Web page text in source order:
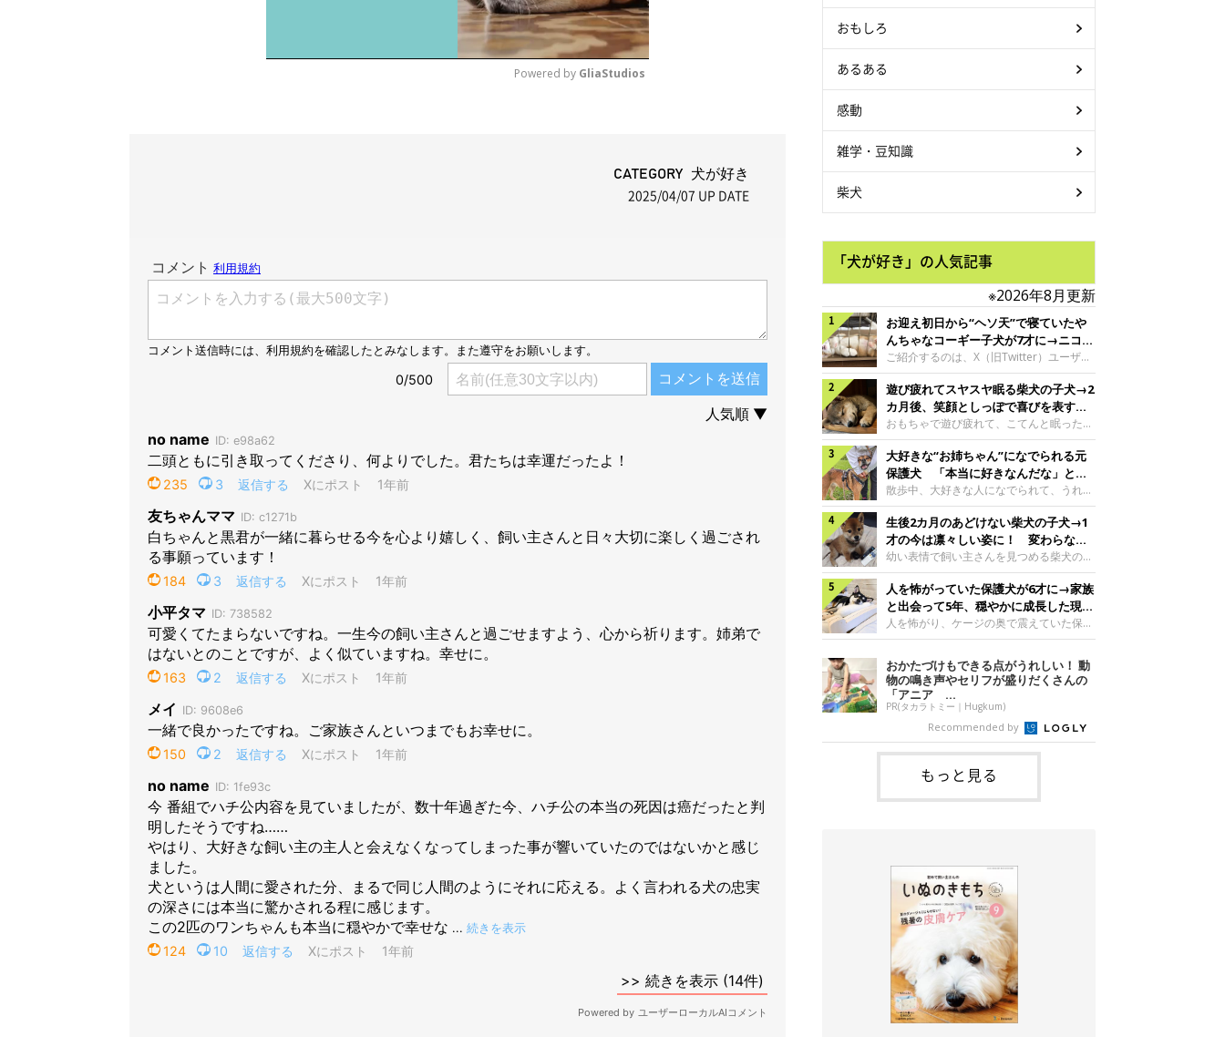
Powered by GliaStudios
CATEGORY 犬が好き
2025/04/07 UP DATE
おもしろ
あるある
感動
雑学・豆知識
柴犬
「犬が好き」の人気記事
※2026年8月更新
お迎え初日から“ヘソ天”で寝ていたや
んちゃなコーギー子犬が7才に→ニコニ
コ“コーギースマイル”が魅力のコに成
長！
ご紹介するのは、X（旧Twitter）ユーザー
＠Kus1oKg2vsgdWS2さんの愛犬でウェル
シュ・コーギー・ペンブロークの神楽ちゃ
ん。今年の8月で7才になるという神楽ちゃ
んですが、いったいどんな子犬時代を過ご
したのでしょうか。今回は、神楽ちゃんの
成長を飼い主さんと振り返ります！神楽ち
ゃんの成長について聞いた！お迎えから数
日後の神楽ちゃん（撮影時生後2カ月）＠
Kus1oKg2vsgdWS2――お迎え当初の神楽
ちゃんの様子について教えてください。飼
い主さん： 「お迎え当日から“ヘソ天”で寝
るようなコでし
遊び疲れてスヤスヤ眠る柴犬の子犬→2
カ月後、笑顔としっぽで喜びを表すコ
に成長！
おもちゃで遊び疲れて、こてんと眠った子
犬。あれから2カ月、表情や行動にさまざ
まな変化が見られるようになりました。遊
び疲れて眠る生後2カ月のなっちゃん遊び
疲れた様子のなっちゃん。@Pkndg_紹介
するのは、X（旧Twitter）ユーザー
@Pkndg_さんの愛犬・なっちゃん（取材
時、生後4カ月／柴犬）。こちらの写真
は、なっちゃんが生後2カ月のころに撮影
された一枚です。この日、なっちゃんは家
族と一緒におもちゃで遊んでいました。た
くさん遊んで疲れたのか、その後は眠り始
めたそうです。眠るなっちゃん。
@Pkndg_
大好きな“お姉ちゃん”になでられる元
保護犬 「本当に好きなんだな」と感
じる表情にほっこり
散歩中、大好きな人になでられて、うれし
そうな表情を見せる元保護犬。甘えるよう
な姿に、見ているこちらまでほっこりしま
す。大好きな“お姉ちゃん”に甘える小次郎
くん妹さんになでてもらい、うれしそうな
表情を見せる小次郎くん（2026年6月撮
影）。@mika_Jimmy紹介するのは、X（旧
Twitter）ユーザー@mika_Jimmyさんの愛
犬・小次郎くん（撮影時5才）。こちら
は、飼い主さんの妹さんと一緒に散歩をし
日、飼い主さんは実家から自宅へ帰る途
中、妹さんと公園で待ち合わせ
生後2カ月のあどけない柴犬の子犬→1
才の今は凛々しい姿に！ 変わらない
「くりくりおめめ」にもほっこり
幼い表情で飼い主さんを見つめる柴犬の子
犬。1才を迎えた現在はすっかり成犬らし
くなりましたが、子犬のころから変わらな
いところもあるそうです。家族に迎えたば
かりの小さな慎之介くん生後2カ月の慎之
介くん。@BLACKpurupuru紹介するの
は、X（旧Twitter）ユーザー
@BLACKpurupuruさんの愛犬・慎之介く
ん（取材時1才／柴犬）です。こちらは、
慎之介くんが生後2カ月のころ、家族に迎
えて約2週間後に撮影された一枚。小さな
体とあどけない表情が印象的です。飼い主
さんの夫に抱っこされる慎之介くん。@B
人を怖がっていた保護犬が6才に→家族
と出会って5年、穏やかに成長した現在
の姿にグッとくる
人を怖がり、ケージの奥で震えていた保護
犬。家族と出会って5年、今では笑顔を見
せ、飼い主さんの娘さんにも少しずつ心を
開くようになりました。（写真左から）先
住犬・ライナちゃん、レオナちゃん。
@lina_and_leona紹介するのは、
Instagramユーザー@lina_and_leonaさん
の愛犬・レオナちゃん（取材時6才／柴犬
／写真右）です。穏やかで優しい表情を見
せる今の姿からは想像できませんが、レオ
ナちゃんには悲しい過去があるといいま
す。人が怖くてケージの中で震えていた家
おかたづけもできる点がうれしい！ 動
物の鳴き声やセリフが盛りだくさんの
「アニア ...
PR(タカラトミー｜Hugkum)
Recommended by
もっと見る